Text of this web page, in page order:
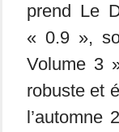
prend Le
« 0.9 »,
Volume 3
robuste et
l’automne